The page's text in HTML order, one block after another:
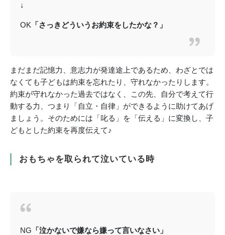
↓
OK 「さっきどういうお約束をしたかな？」
まだまだ記憶力、意志力が発達途上であるため、わざとでは
なくても子どもは約束を忘れたり、守れなかったりします。
約束が守れなかった過去ではなく、この先、自分で考えて行
動する力、つまり「自立・自律」ができるように助けてあげ
ましょう。そのためには「叱る」を「伝える」に変換し、子
どもとした約束を再度伝えて♪
おもちゃを取られて泣いている時
NG 「泣かないで嫌なら嫌って言いなさい」